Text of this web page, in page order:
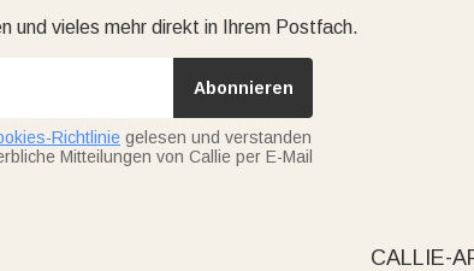
und vieles mehr direkt in Ihrem Postfach.
Abonnieren
Richtlinie gelesen und verstanden
Mitteilungen von Callie per E-Mail
CALLIE-